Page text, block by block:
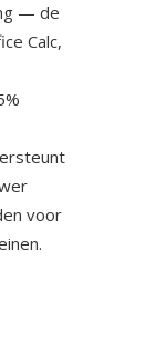
— de
Calc,
voor